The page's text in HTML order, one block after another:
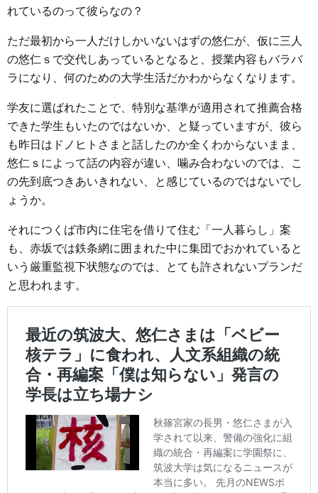
れているのって彼らなの？
ただ最初から一人だけしかいないはずの悠仁が、仮に三人
の悠仁ｓで交代しあっているとなると、授業内容もバラバ
ラになり、何のための大学生活だかわからなくなります。
学友に選ばれたことで、特別な基準が適用されて推薦合格
できた学生もいたのではないか、と疑っていますが、彼ら
も昨日はドノヒトさまと話したのか全くわからないまま、
悠仁ｓによって話の内容が違い、噛み合わないのでは、こ
の先到底つきあいきれない、と感じているのではないでし
ょうか。
それにつくば市内に住宅を借りて住む「一人暮らし」案
も、赤坂では鉄条網に囲まれた中に集団でおかれていると
いう厳重監視下状態なのでは、とても許されないプランだ
と思われます。